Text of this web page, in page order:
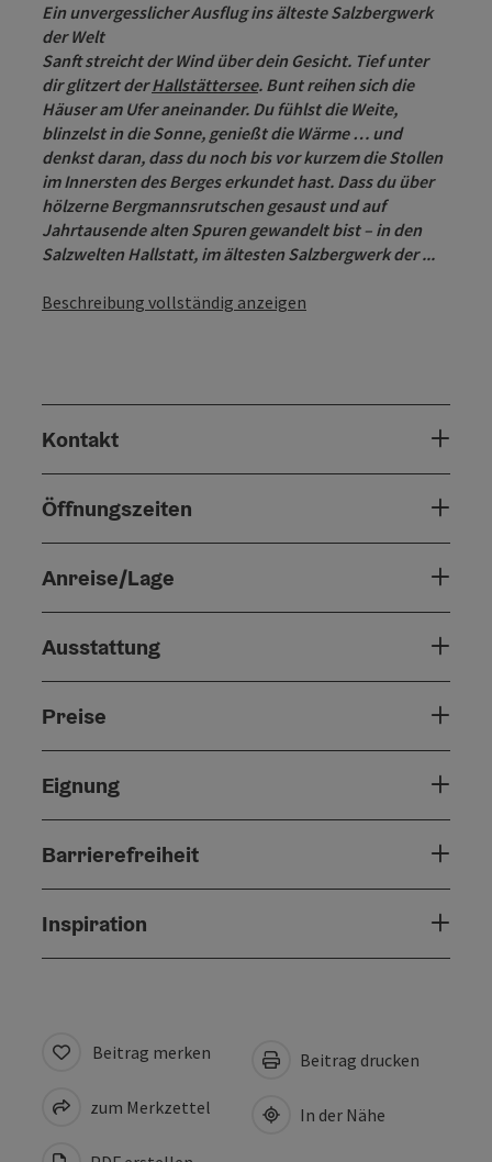
Ein unvergesslicher Ausflug ins älteste Salzbergwerk
der Welt
Sanft streicht der Wind über dein Gesicht. Tief unter
dir glitzert derHallstättersee. Bunt reihen sich die
Häuser am Ufer aneinander. Du fühlst die Weite,
blinzelst in die Sonne, genießt die Wärme … und
denkst daran, dass du noch bis vor kurzem die Stollen
im Innersten des Berges erkundet hast. Dass du über
hölzerne Bergmannsrutschen gesaust und auf
Jahrtausende alten Spuren gewandelt bist – in den
Salzwelten Hallstatt, im ältesten Salzbergwerk der ...
Beschreibung vollständig anzeigen
Kontakt
Öffnungszeiten
Anreise/Lage
Ausstattung
Preise
Eignung
Barrierefreiheit
Inspiration
Beitrag merken
zum Merkzettel
Beitrag drucken
In der Nähe